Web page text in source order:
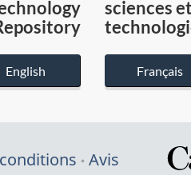
English
sciences et
Français
Avis